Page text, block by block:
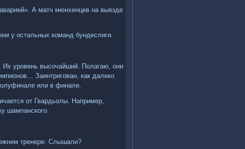
А матч мюнхенцев на выезде
у остальных команд бундеслиги.
Их уровень высочайший. Полагаю, они
Заинтригован, как далеко
или в финале.
от Гвардьолы. Например,
шампанского.
тренере. Слышали?